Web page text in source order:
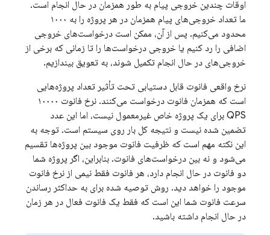
اوقات چندین خروجی پیام به طور همزمان در حال انجام است.
ما تعداد خروجی‌های پیام همزمان در هر پروژه را به ۱۰۰۰
محدود می‌کنیم. پس از آن، ممکن است درخواست‌های خروجی
اضافی را رد کنیم یا خروجی درخواست‌ها را تا زمانی که برخی از
خروجی‌های در حال انجام تکمیل شوند، به تعویق بیندازیم.
نرخ واقعی فانوت قابل دستیابی تحت تأثیر تعداد پروژه‌هایی
است که همزمان فانوت درخواست می‌کنند. نرخ فانوت ۱۰۰۰۰
QPS برای یک پروژه خاص غیرمعمول نیست، اما این عدد
تضمین شده نیست و نتیجه کل بار روی سیستم است. توجه به
این نکته مهم است که ظرفیت فانوت موجود بین پروژه‌ها تقسیم
می‌شود و نه بین درخواست‌های فانوت. بنابراین، اگر پروژه شما
دو فانوت در حال انجام دارد، هر فانوت فقط نیمی از نرخ فانوت
موجود را خواهد دید. روش توصیه شده برای به حداکثر رساندن
سرعت فانوت شما این است که فقط یک فانوت فعال در هر زمان
در حال انجام داشته باشید.